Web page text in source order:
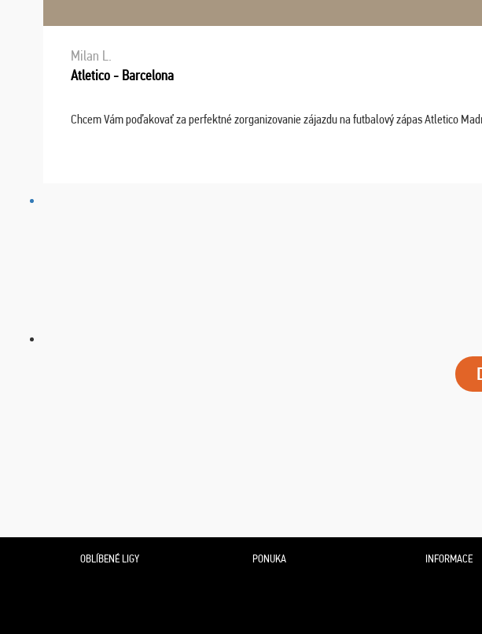
Milan L.
Atletico - Barcelona
Chcem Vám poďakovať za perfektné zorganizovanie zájazdu na futbalový zápas Atletico
OBLÍBENÉ LIGY PONUKA INFORMACE